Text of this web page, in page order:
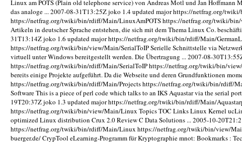
Linux am POTS (Plain old telephone service) von Andreas Motl und Jan
das analoge ...2007-08-31T13:25Zjoko 1.4updatedmajorhttps://netfrag.org/
https://netfrag.org/twiki/bin/rdiff/Main/LinuxAmPOTShttps://netfrag.org/twiki/
Artikeln in deutscher Sprache entstehen, die sich mit dem Thema Linux Co.
31T13:14Zjoko 1.6 updatedmajorhttps://netfrag.org/twiki/bin/rdiff/Main/
https://netfrag.org/twiki/bin/view/Main/SerialToIPSerielle Schnittstelle via
virtuell unter Windows bereitgestellt werden. Die Übertragung ...2007-08-
https://netfrag.org/twiki/bin/rdiff/Main/SerialToIPhttps://netfrag.org/twiki/bin/
bereits einige Projekte aufgeführt. Da die Webseite und deren Grundfunktionen
https://netfrag.org/twiki/bin/rdiff/Main/Projectshttps://netfrag.org/twiki/bin/rdiff/
Software This is a piece of perl code which talks to an IKS Aquastar via the serial
19T20:37Zjoko 1.3 updatedmajorhttps://netfrag.org/twiki/bin/rdiff/Main/
https://netfrag.org/twiki/bin/view/Main/Linux Topics TOC Links Linux Kernel
optimized Linux distribution Crux 2.0 Review C Data Solutions ...2005-10-
https://netfrag.org/twiki/bin/rdiff/Main/Linux https://netfrag.org/twiki/bin/view/
buerger.de/ CrypTool eLearning-Programm für Kryptographie mnot: Bookmarks :